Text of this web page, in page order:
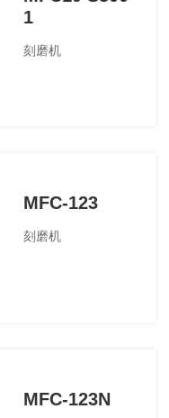
1
刻磨机
MFC-123
刻磨机
MFC-123N